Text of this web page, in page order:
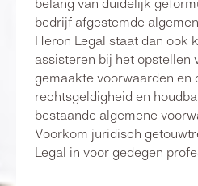
belang van duidelijk
bedrijf afgestemde
Heron Legal staat dan ook
assisteren bij het opstellen
gemaakte voorwaarden en
rechtsgeldigheid en
bestaande algemene
Voorkom juridisch
Legal in voor gedegen